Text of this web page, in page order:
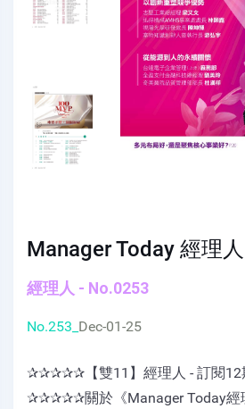
Manager Today 經理人
經理人 - No.0253
No.253_ Dec-01-25
✰✰✰✰✰【雙11】經理人 - 訂閱12
✰✰✰✰✰關於《Manager Today經